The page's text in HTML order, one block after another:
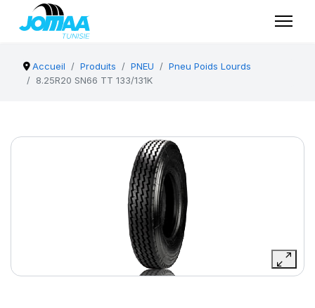
Accueil Produits PNEU
Pneu Poids Lourds
8.25R20 SN66 TT 133/131K